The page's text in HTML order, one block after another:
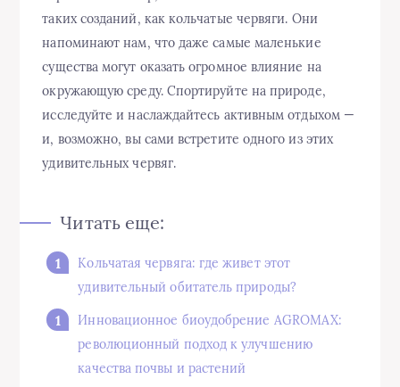
таких созданий, как кольчатые червяги. Они
напоминают нам, что даже самые маленькие
существа могут оказать огромное влияние на
окружающую среду. Спортируйте на природе,
исследуйте и наслаждайтесь активным отдыхом —
и, возможно, вы сами встретите одного из этих
удивительных червяг.
Читать еще:
Кольчатая червяга: где живет этот
удивительный обитатель природы?
Инновационное биоудобрение AGROMAX:
революционный подход к улучшению
качества почвы и растений